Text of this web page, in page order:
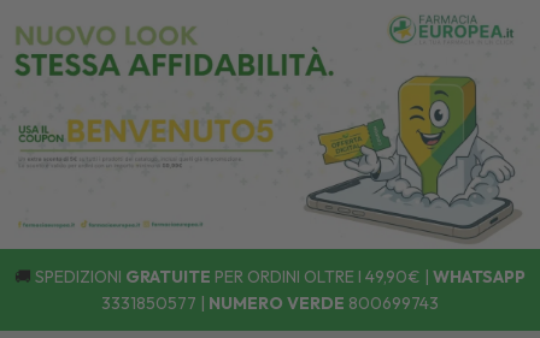
🚚 SPEDIZIONI GRATUITE PER ORDINI OLTRE I 49,90€ | WHATSAPP
3331850577 | NUMERO VERDE 800699743